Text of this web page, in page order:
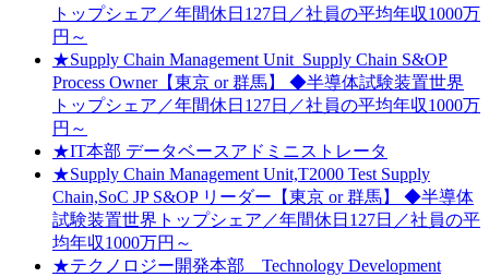
トップシェア／年間休日127日／社員の平均年収1000万
円～
★Supply Chain Management Unit_Supply Chain S&OP
Process Owner【東京 or 群馬】 ◆半導体試験装置世界
トップシェア／年間休日127日／社員の平均年収1000万
円～
★IT本部 データベースアドミニストレータ
★Supply Chain Management Unit,T2000 Test Supply
Chain,SoC JP S&OP リーダー【東京 or 群馬】 ◆半導体
試験装置世界トップシェア／年間休日127日／社員の平
均年収1000万円～
★テクノロジー開発本部 Technology Development